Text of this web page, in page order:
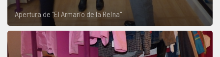
Apertura de "El Armario de la Reina"